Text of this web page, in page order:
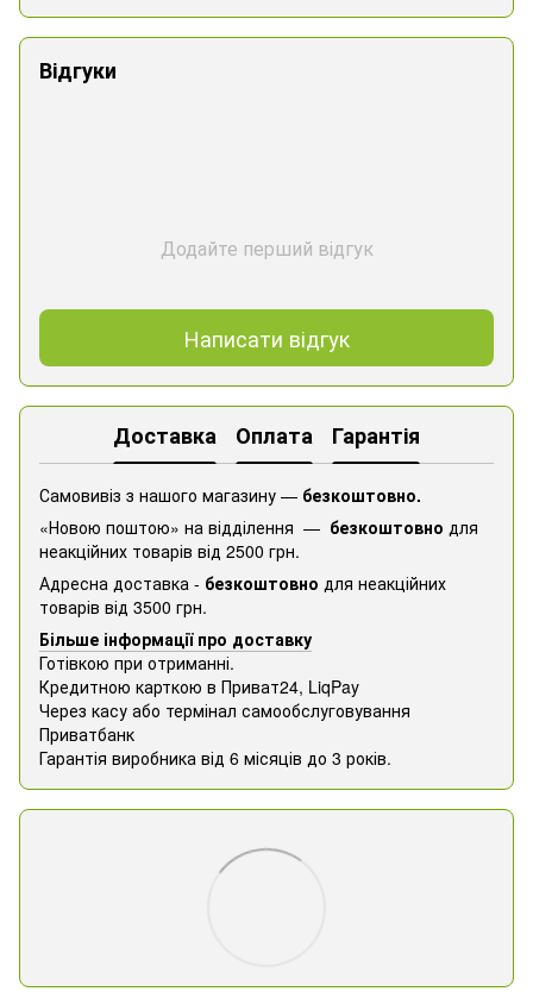
Відгуки
Додайте перший відгук
Написати відгук
Доставка Оплата Гарантія
Самовивіз з нашого магазину — безкоштовно.
«Новою поштою» на відділення — безкоштовно для
неакційних товарів від 2500 грн.
Адресна доставка - безкоштовно для неакційних
товарів від 3500 грн.
Більше інформації про доставку
Готівкою при отриманні.
Кредитною карткою в Приват24, ​​LiqPay
Через касу або термінал самообслуговування
Приватбанк
Гарантія виробника від 6 місяців до 3 років.